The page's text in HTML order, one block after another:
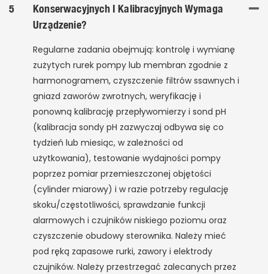
5
Konserwacyjnych I Kalibracyjnych Wymaga
Urządzenie?
Regularne zadania obejmują: kontrolę i wymianę
zużytych rurek pompy lub membran zgodnie z
harmonogramem, czyszczenie filtrów ssawnych i
gniazd zaworów zwrotnych, weryfikację i
ponowną kalibrację przepływomierzy i sond pH
(kalibracja sondy pH zazwyczaj odbywa się co
tydzień lub miesiąc, w zależności od
użytkowania), testowanie wydajności pompy
poprzez pomiar przemieszczonej objętości
(cylinder miarowy) i w razie potrzeby regulację
skoku/częstotliwości, sprawdzanie funkcji
alarmowych i czujników niskiego poziomu oraz
czyszczenie obudowy sterownika. Należy mieć
pod ręką zapasowe rurki, zawory i elektrody
czujników. Należy przestrzegać zalecanych przez